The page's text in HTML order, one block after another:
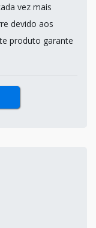
vez mais
devido aos
produto garante